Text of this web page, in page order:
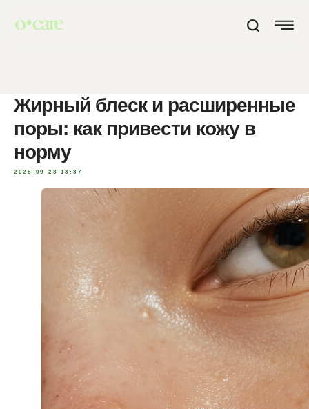
Жирный блеск и расширенные
поры: как привести кожу в
норму
2025-09-28 13:37